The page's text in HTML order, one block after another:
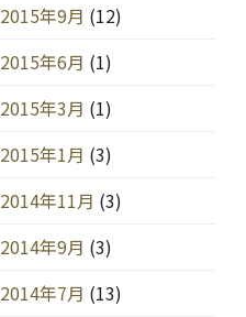
2015年9月 (12)
2015年6月 (1)
2015年3月 (1)
2015年1月 (3)
2014年11月 (3)
2014年9月 (3)
2014年7月 (13)